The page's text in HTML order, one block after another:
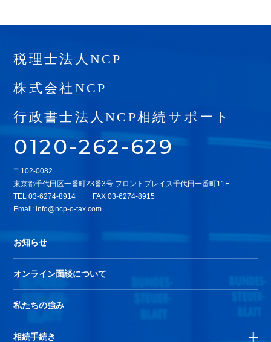
税理士法人NCP
株式会社NCP
行政書士法人NCP相続サポート
0120-262-629
〒102-0082
東京都千代田区一番町23番3号 フロントプレイス千代田一番町11F
TEL03-6274-8914
FAX 03-6274-8915
Email:info@ncp-o-tax.com
お知らせ
オンライン面談について
私たちの強み
相続手続き